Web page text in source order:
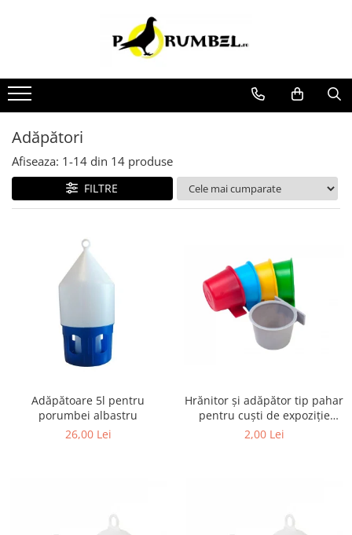
Adăpători
Afiseaza: 1-14 din 14 produse
FILTRE
Adăpătoare 5l pentru
porumbei albastru
26,00 Lei
Hrănitor și adăpător tip pahar
pentru cuști de expoziție
diverse culori
2,00 Lei